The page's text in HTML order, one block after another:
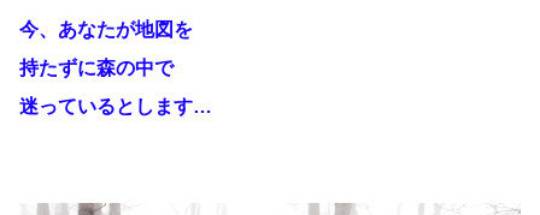
今、あなたが地図を
持たずに森の中で
迷っているとします…